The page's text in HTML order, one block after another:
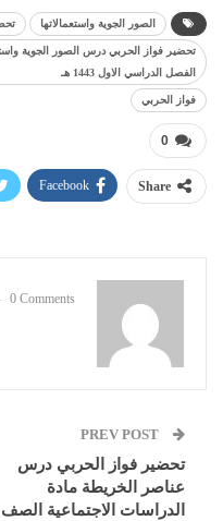
الصور الجوية واستعمالاتها
تحضير فواز الحربي درس الصور الجوية
الفصل الدراسي الاول 1443 هـ
فواز الحربي
0
Share
Facebook
0 Comments
تحضير فواز الحربي درس
عناصر الخريطة مادة
الدراسات الاجتماعية الصف